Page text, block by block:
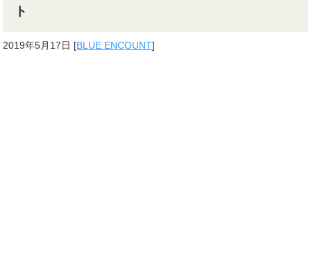
ト
2019年5月17日 [BLUE ENCOUNT]